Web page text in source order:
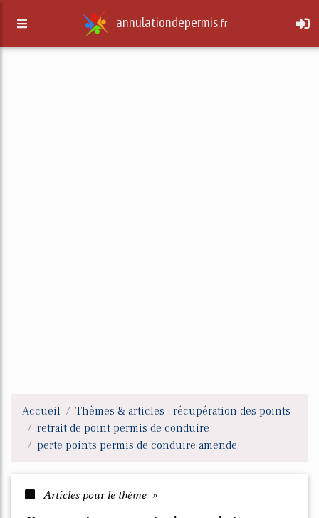
annulationdepermis.fr
Accueil
Thèmes & articles : récupération des points
retrait de point permis de conduire
perte points permis de conduire amende
Articles pour le thème »